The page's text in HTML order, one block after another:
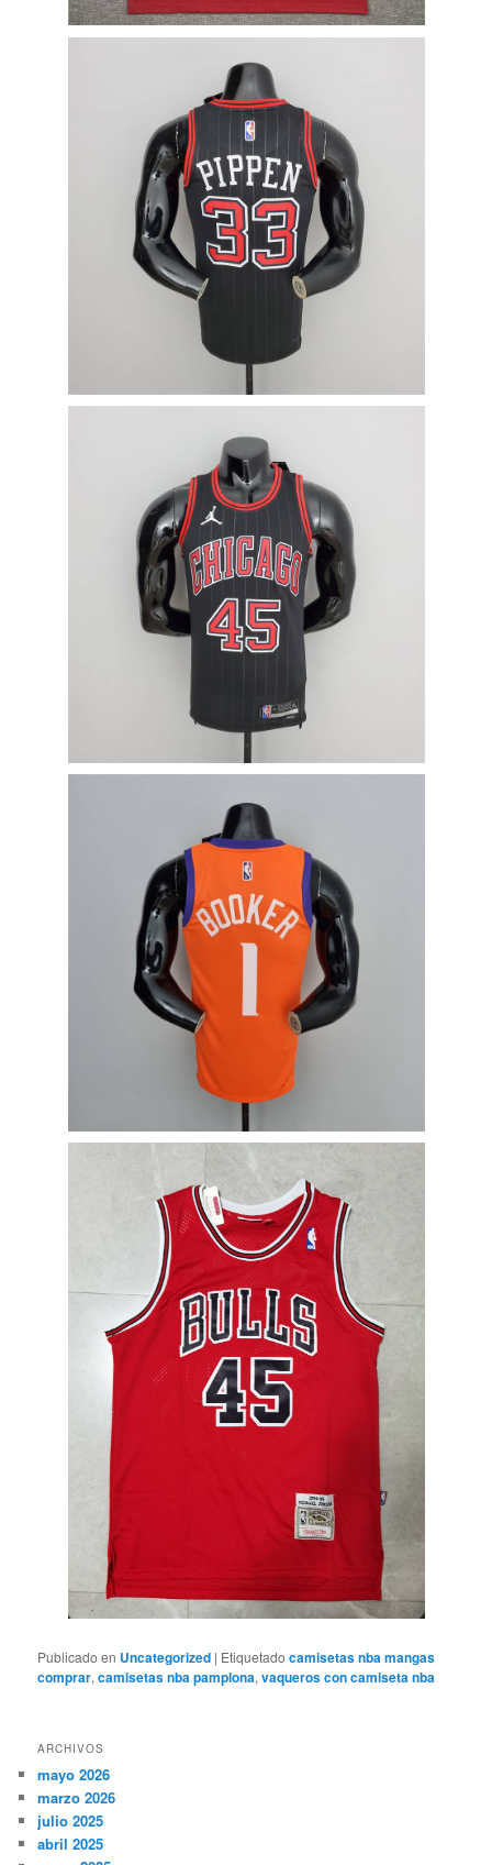
Publicado en Uncategorized | Etiquetado camisetas nba mangas
comprar,camisetas nba pamplona,vaqueros con camiseta nba
ARCHIVOS
mayo 2026
marzo 2026
julio 2025
abril 2025